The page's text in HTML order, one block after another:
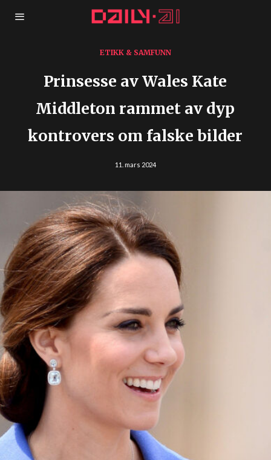
ETIKK & SAMFUNN
Prinsesse av Wales Kate
Middleton rammet av dyp
kontrovers om falske bilder
11. mars 2024